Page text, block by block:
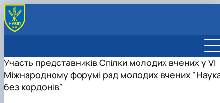
СКЛАД СПІЛКИ
НОВИНИ СПІЛКИ
Участь представників Спілки молодих вчених у VI
Міжнародному форумі рад молодих…
Участь представників Спілки молодих вчених у VI
Міжнародному форумі рад молодих вчених
без кордонів"